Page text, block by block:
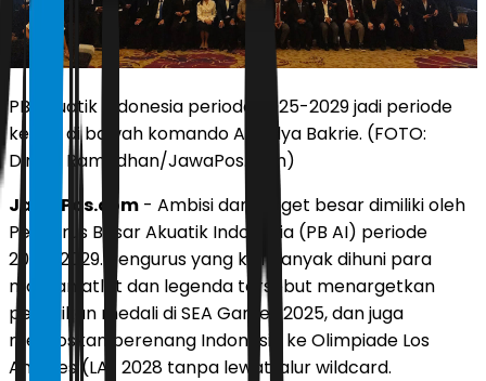
PB Akuatik Indonesia periode 2025-2029 jadi periode
ketiga di bawah komando Anindya Bakrie. (FOTO:
Dimas Ramadhan/JawaPos.com)
JawaPos.com - Ambisi dan target besar dimiliki oleh
Pengurus Besar Akuatik Indonesia (PB AI) periode
2025-2029. Pengurus yang kini banyak dihuni para
mantan atlet dan legenda tersebut menargetkan
perbaikan medali di SEA Games 2025, dan juga
meloloskan perenang Indonesia ke Olimpiade Los
Angeles (LA) 2028 tanpa lewat jalur wildcard.